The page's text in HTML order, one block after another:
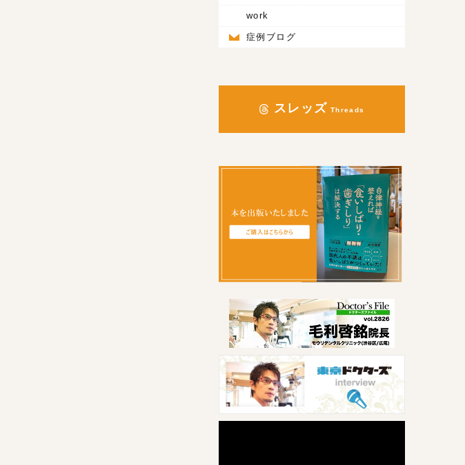
work
症例ブログ
スレッズ Threads